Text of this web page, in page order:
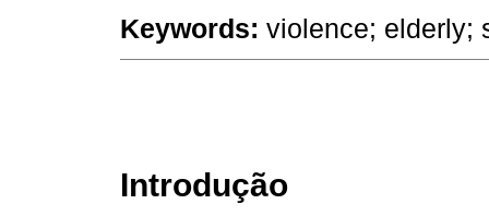
Keywords: violence; elderly;
Introdução